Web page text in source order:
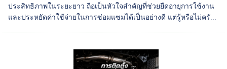
ประสิทธิภาพในระยะยาว ถือเป็นหัวใจสำคัญที่ช่วยยืดอายุการใช้งาน
และประหยัดค่าใช้จ่ายในการซ่อมแซมได้เป็นอย่างดี แต่รู้หรือไม่ครั...